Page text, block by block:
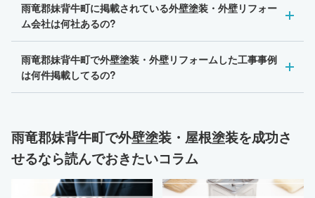
雨竜郡妹背牛町に掲載されている外壁塗装・外壁リフォー
ム会社は何社あるの?
雨竜郡妹背牛町で外壁塗装・外壁リフォームした工事事例
は何件掲載してるの?
雨竜郡妹背牛町で外壁塗装・屋根塗装を成功さ
せるなら読んでおきたいコラム